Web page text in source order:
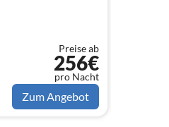
Preise ab
256€
pro Nacht
Zum Angebot